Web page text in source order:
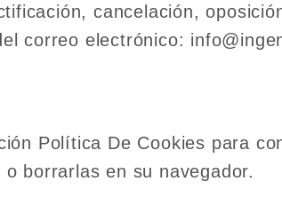
cancelación,
correo electrónico:
Política De Cookies para
borrarlas en su navegador.